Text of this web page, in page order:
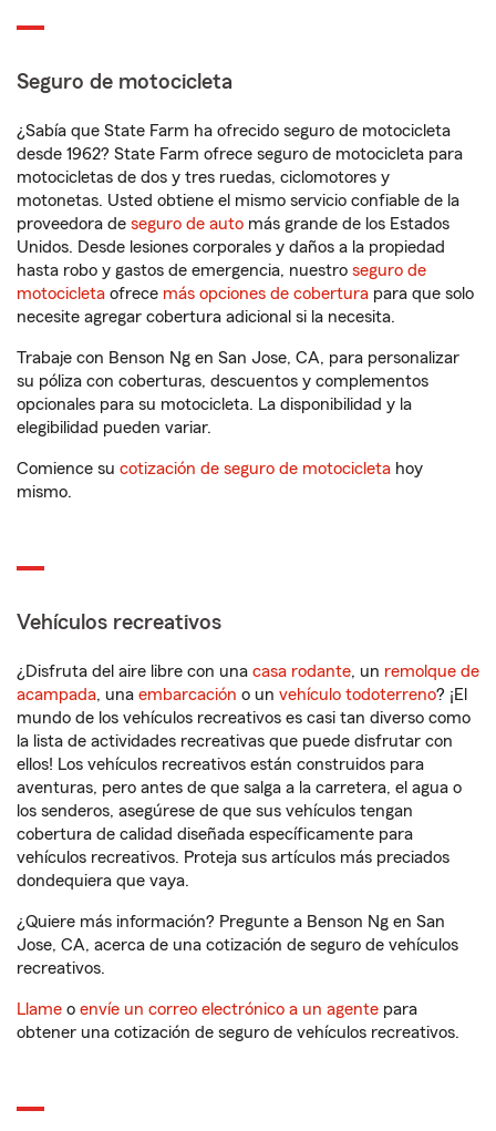
Seguro de motocicleta
¿Sabía que State Farm ha ofrecido seguro de motocicleta
desde 1962? State Farm ofrece seguro de motocicleta para
motocicletas de dos y tres ruedas, ciclomotores y
motonetas. Usted obtiene el mismo servicio confiable de la
proveedora de seguro de auto más grande de los Estados
Unidos. Desde lesiones corporales y daños a la propiedad
hasta robo y gastos de emergencia, nuestro seguro de
motocicleta ofrece más opciones de cobertura para que solo
necesite agregar cobertura adicional si la necesita.
Trabaje con Benson Ng en San Jose, CA, para personalizar
su póliza con coberturas, descuentos y complementos
opcionales para su motocicleta. La disponibilidad y la
elegibilidad pueden variar.
Comience su cotización de seguro de motocicleta hoy
mismo.
Vehículos recreativos
¿Disfruta del aire libre con una casa rodante, un remolque de
acampada, una embarcación o un vehículo todoterreno? ¡El
mundo de los vehículos recreativos es casi tan diverso como
la lista de actividades recreativas que puede disfrutar con
ellos! Los vehículos recreativos están construidos para
aventuras, pero antes de que salga a la carretera, el agua o
los senderos, asegúrese de que sus vehículos tengan
cobertura de calidad diseñada específicamente para
vehículos recreativos. Proteja sus artículos más preciados
dondequiera que vaya.
¿Quiere más información? Pregunte a Benson Ng en San
Jose, CA, acerca de una cotización de seguro de vehículos
recreativos.
Llame o envíe un correo electrónico a un agente para
obtener una cotización de seguro de vehículos recreativos.